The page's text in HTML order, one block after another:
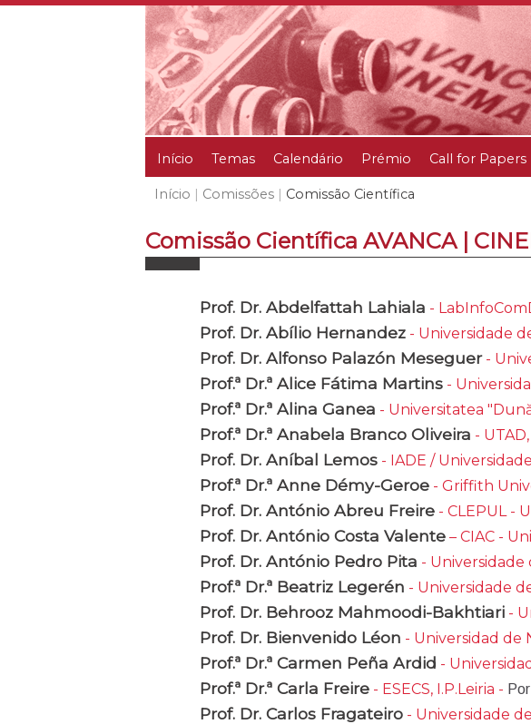
Início Temas Calendário Prémio Call for Papers
Início | Comissões | Comissão Científica
Comissão Científica AVANCA |
Prof. Dr. Abdelfattah Lahiala -
Prof. Dr. Abílio Hernandez - Universidade
Prof. Dr. Alfonso Palazón Meseguer-
Prof.ª Dr.ª Alice Fátima Martins -
Prof.ª Dr.ª Alina Ganea - Universitatea
Prof.ª Dr.ª Anabela Branco Oliveira -
Prof. Dr. Aníbal Lemos - IADE /
Prof.ª Dr.ª Anne Démy-Geroe - Griffith
Prof. Dr. António Abreu Freire - CLEPUL -
Prof. Dr. António Costa Valente – CIAC -
Prof. Dr. António Pedro Pita - Universidade
Prof.ª Dr.ª Beatriz Legerén - Universidade
Prof. Dr. Behrooz Mahmoodi-Bakhtiari -
Prof. Dr. Bienvenido Léon - Universidad de
Prof.ª Dr.ª Carmen Peña Ardid -
Prof.ª Dr.ª Carla Freire - ESECS, I.P.Leiria -
Prof. Dr. Carlos Fragateiro - Universidade